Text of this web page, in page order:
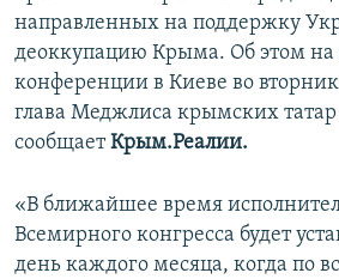
направленных на поддержку
деоккупацию Крыма. Об этом на
конференции в Киеве во
глава Меджлиса крымских татар
сообщаетКрым.Реалии.
«В ближайшее время
Всемирного конгресса будет
день каждого месяца, когда по